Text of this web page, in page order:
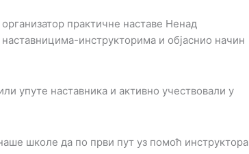
практичне наставе Ненад
наставницима-инструкторима и објаснио начин
упуте наставника и активно учествовали у
школе да по први пут уз помоћ инструктора